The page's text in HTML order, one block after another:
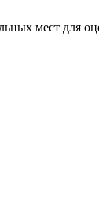
мест для